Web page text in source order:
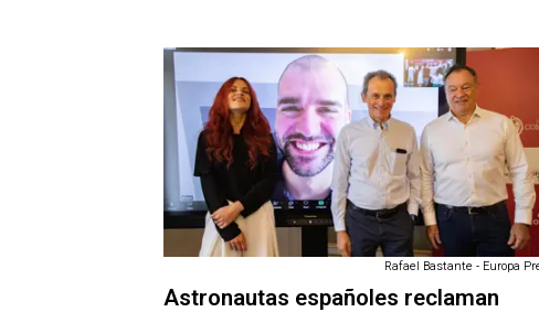
Rafael Bastante - Europa
Astronautas españoles reclaman